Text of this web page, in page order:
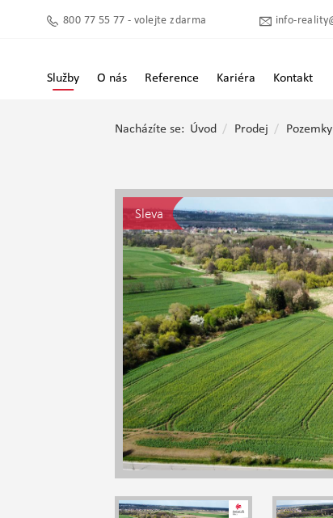
800 77 55 77 - volejte zdarma info-
Služby O nás Reference Kariéra Kontakt
Nacházíte se: Úvod Prodej Pozemky
Sleva